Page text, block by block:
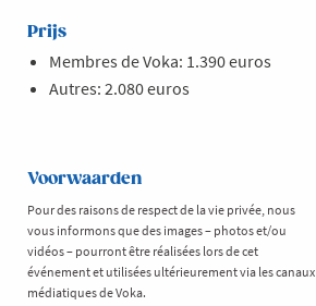
Prijs
Membres de Voka: 1.390 euros
Autres: 2.080 euros
Voorwaarden
Pour des raisons de respect de la vie privée, nous
vous informons que des images – photos et/ou
vidéos – pourront être réalisées lors de cet
événement et utilisées ultérieurement via les canaux
médiatiques de Voka.